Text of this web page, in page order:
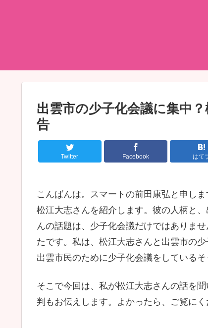
出雲市の少子化会議に集中
告
Twitter Facebook はて
こんばんは。スマートの前田康弘と申し
松江大志さんを紹介します。彼の人柄と
んの話題は、少子化会議だけではありま
たです。私は、松江大志さんと出雲市の
出雲市民のために少子化会議をしているそ
そこで今回は、私が松江大志さんの話を
判もお伝えします。よかったら、ご覧にく